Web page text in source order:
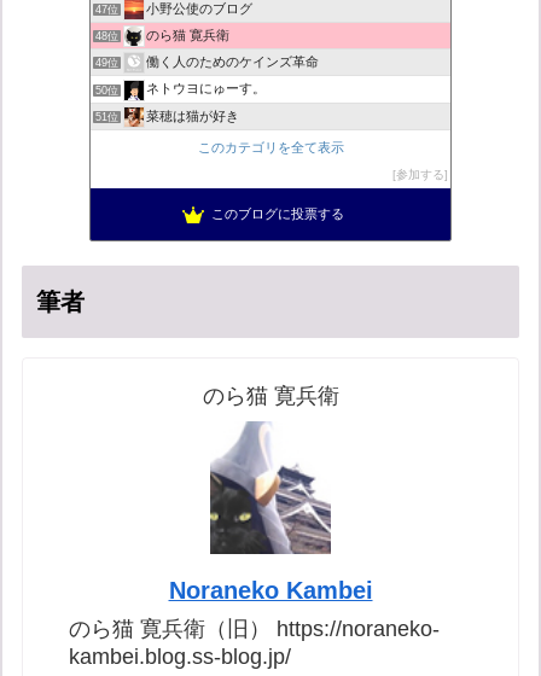
47位 小野公使のブログ
48位 のら猫 寛兵衛
49位 働く人のためのケインズ革命
50位 ネトウヨにゅーす。
51位 菜穂は猫が好き
自民党工作員の異常なネット活動
営業せきやんの憂鬱
このカテゴリを全て表示
参加する
このブログに投票する
筆者
のら猫 寛兵衛
Noraneko Kambei
のら猫 寛兵衛（旧） https://noraneko-
kambei.blog.ss-blog.jp/